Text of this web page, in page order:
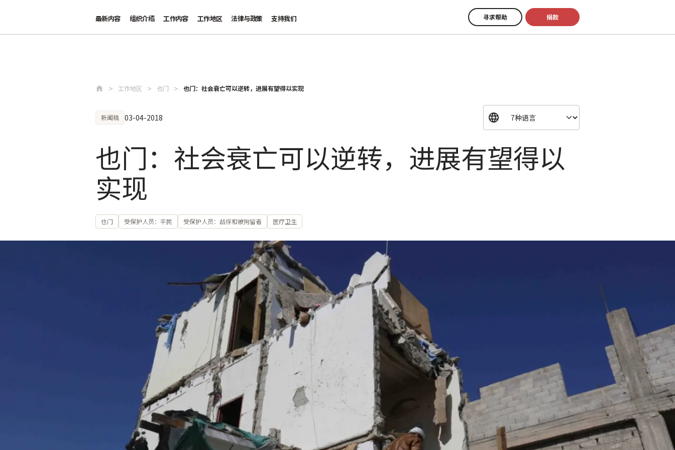
最新内容 组织介绍 工作内容 工作地区 法律与政策 支持我们 寻求帮助 捐款
工作地区 也门 也门：社会衰亡可以逆转，进展有望得以实现
新闻稿 03-04-2018
也门：社会衰亡可以逆转，进展有望得以
实现
也门 受保护人员：平民 受保护人员：战俘和被拘留者 医疗卫生